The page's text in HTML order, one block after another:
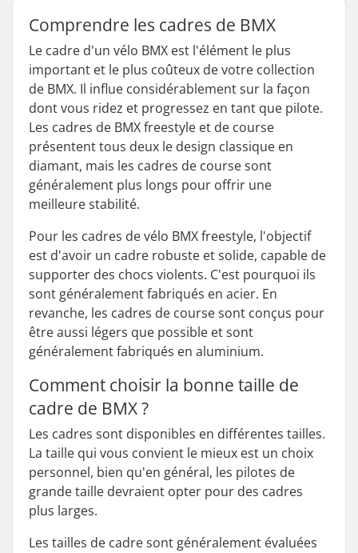
Comprendre les cadres de BMX
Le cadre d'un vélo BMX est l'élément le plus
important et le plus coûteux de votre collection
de BMX. Il influe considérablement sur la façon
dont vous ridez et progressez en tant que pilote.
Les cadres de BMX freestyle et de course
présentent tous deux le design classique en
diamant, mais les cadres de course sont
généralement plus longs pour offrir une
meilleure stabilité.
Pour les cadres de vélo BMX freestyle, l'objectif
est d'avoir un cadre robuste et solide, capable de
supporter des chocs violents. C'est pourquoi ils
sont généralement fabriqués en acier. En
revanche, les cadres de course sont conçus pour
être aussi légers que possible et sont
généralement fabriqués en aluminium.
Comment choisir la bonne taille de
cadre de BMX ?
Les cadres sont disponibles en différentes tailles.
La taille qui vous convient le mieux est un choix
personnel, bien qu'en général, les pilotes de
grande taille devraient opter pour des cadres
plus larges.
Les tailles de cadre sont généralement évaluées